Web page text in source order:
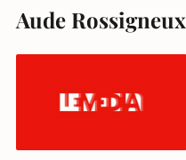
Aude Rossigneux